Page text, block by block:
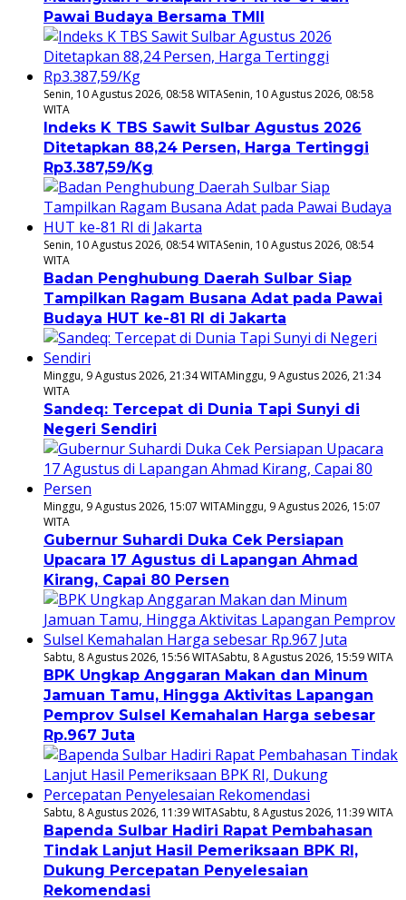
Pawai Budaya Bersama TMII
Senin, 10 Agustus 2026, 08:58 WITASenin, 10 Agustus 2026, 08:58
WITA
Indeks K TBS Sawit Sulbar Agustus 2026
Ditetapkan 88,24 Persen, Harga Tertinggi
Rp3.387,59/Kg
Senin, 10 Agustus 2026, 08:54 WITASenin, 10 Agustus 2026, 08:54
WITA
Badan Penghubung Daerah Sulbar Siap
Tampilkan Ragam Busana Adat pada Pawai
Budaya HUT ke-81 RI di Jakarta
Minggu, 9 Agustus 2026, 21:34 WITAMinggu, 9 Agustus 2026, 21:34
WITA
Sandeq: Tercepat di Dunia Tapi Sunyi di
Negeri Sendiri
Minggu, 9 Agustus 2026, 15:07 WITAMinggu, 9 Agustus 2026, 15:07
WITA
Gubernur Suhardi Duka Cek Persiapan
Upacara 17 Agustus di Lapangan Ahmad
Kirang, Capai 80 Persen
Sabtu, 8 Agustus 2026, 15:56 WITASabtu, 8 Agustus 2026, 15:59 WITA
BPK Ungkap Anggaran Makan dan Minum
Jamuan Tamu, Hingga Aktivitas Lapangan
Pemprov Sulsel Kemahalan Harga sebesar
Rp.967 Juta
Sabtu, 8 Agustus 2026, 11:39 WITASabtu, 8 Agustus 2026, 11:39 WITA
Bapenda Sulbar Hadiri Rapat Pembahasan
Tindak Lanjut Hasil Pemeriksaan BPK RI,
Dukung Percepatan Penyelesaian
Rekomendasi